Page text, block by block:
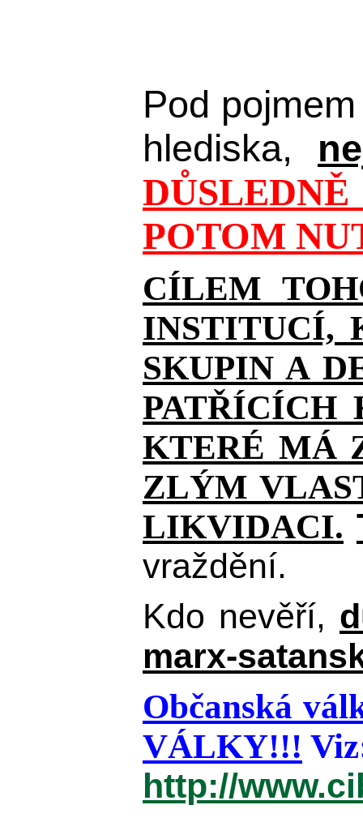
Pod pojmem
hlediska,
POTOM
CÍLEM
INSTITUCÍ,
SKUPIN A
PATŘÍCÍCH
KTERÉ MÁ
ZLÝM
LIKVIDACI.
vraždění.
Kdo nevěří,
marx-
Občanská
VÁLKY!!!
http://